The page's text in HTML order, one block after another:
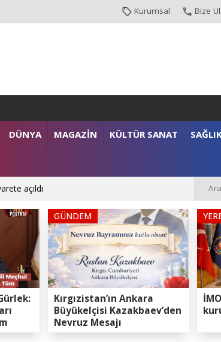
Kurumsal Bize
DÜNYA MAGAZİN KÜLTÜR SANAT
açıldı Ara
GÜNDEM
Kırgızistan’ın Ankara
Büyükelçisi Kazakbaev’den
Nevruz Mesajı